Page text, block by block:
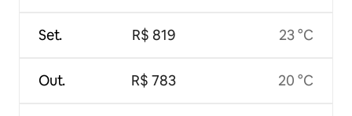
Set.
Out.
R$ 819
R$ 783
23 °C
20 °C